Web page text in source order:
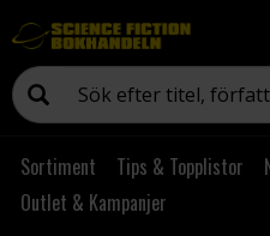
Sortiment Tips & Topplistor
Outlet & Kampanjer